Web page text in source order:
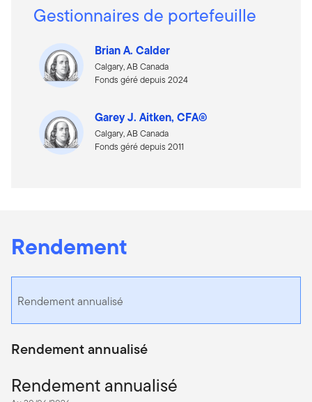
Gestionnaires de portefeuille
Brian A. Calder
Calgary, AB Canada
Fonds géré depuis 2024
Garey J. Aitken, CFA®
Calgary, AB Canada
Fonds géré depuis 2011
Rendement
Rendement annualisé
Rendement annualisé
Rendement annualisé